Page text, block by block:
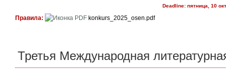
Deadline:пятница, 10
Правила: konkurs_2025_osen.pdf
Третья Международная